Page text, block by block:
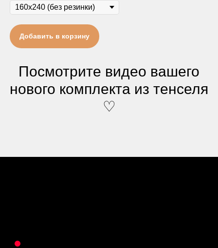
Добавить в корзину
Посмотрите видео вашего
нового комплекта из тенселя
♡